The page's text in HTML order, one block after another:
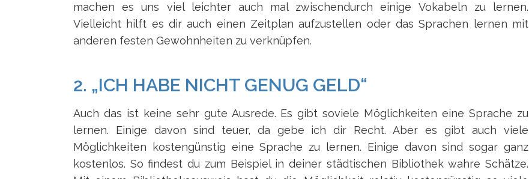
machen es uns viel leichter auch mal zwischendurch einige Vokabeln zu lernen.
Vielleicht hilft es dir auch einen Zeitplan aufzustellen oder das Sprachen lernen mit
anderen festen Gewohnheiten zu verknüpfen.
2. „ICH HABE NICHT GENUG GELD“
Auch das ist keine sehr gute Ausrede. Es gibt soviele Möglichkeiten eine Sprache zu
lernen. Einige davon sind teuer, da gebe ich dir Recht. Aber es gibt auch viele
Möglichkeiten kostengünstig eine Sprache zu lernen. Einige davon sind sogar ganz
kostenlos. So findest du zum Beispiel in deiner städtischen Bibliothek wahre Schätze.